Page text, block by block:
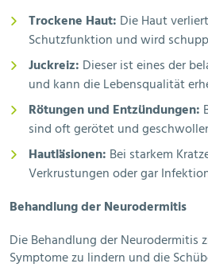
Trockene Haut: Die Haut
Schutzfunktion und wird
Juckreiz: Dieser ist eines der
und kann die Lebensqualität
Rötungen und Entzündungen:
sind oft gerötet und
Hautläsionen: Bei starkem
Verkrustungen oder gar
Behandlung der Neurodermitis
Die Behandlung der Neurodermitis
Symptome zu lindern und die